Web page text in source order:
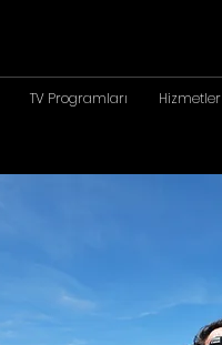
TV Programları Hizmetler